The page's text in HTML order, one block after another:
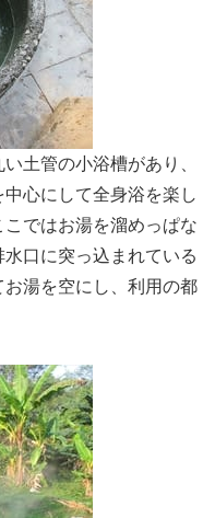
土管の小浴槽があり、
心にして全身浴を楽し
ではお湯を溜めっぱな
口に突っ込まれている
湯を空にし、利用の都